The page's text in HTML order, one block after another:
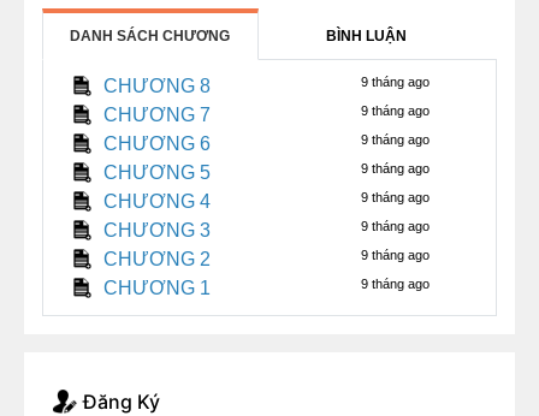
tiền tiêu vặt mỗi tháng không?”
Sắc mặt anh ta dần dần sụp đổ.
DANH SÁCH CHƯƠNG BÌNH LUẬN
CHƯƠNG 8 9 tháng ago
CHƯƠNG 7 9 tháng ago
CHƯƠNG 6 9 tháng ago
CHƯƠNG 5 9 tháng ago
CHƯƠNG 4 9 tháng ago
CHƯƠNG 3 9 tháng ago
CHƯƠNG 2 9 tháng ago
CHƯƠNG 1 9 tháng ago
Đăng Ký